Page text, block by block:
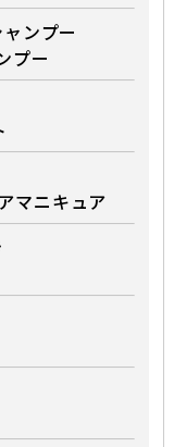
ンプー
プー
マニキュア